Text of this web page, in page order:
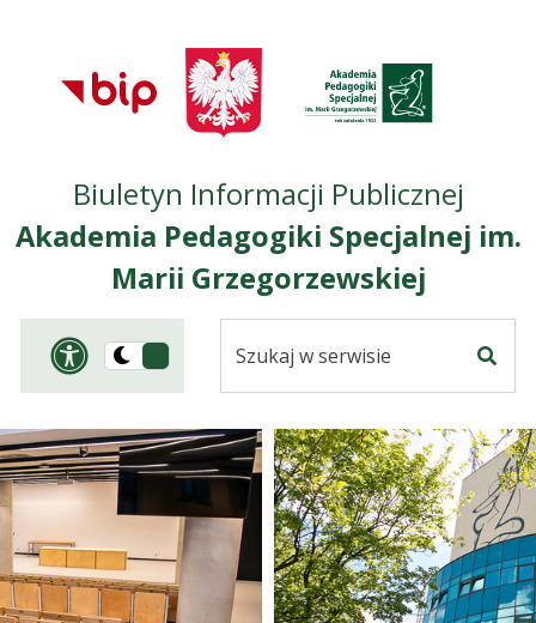
Przejdź do
głównego menu
Przejdź do treści
Przejdź do mapy
serwisu
Biuletyn Informacji Publicznej
Akademia Pedagogiki Specjalnej im.
Marii Grzegorzewskiej
Panel dostosowania
Przełącz
ciemną
serwisie